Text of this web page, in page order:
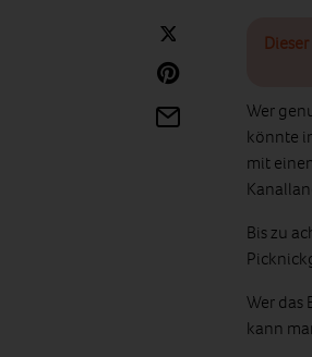
Wer
könnte
mit
Bis zu
Wer das
kann